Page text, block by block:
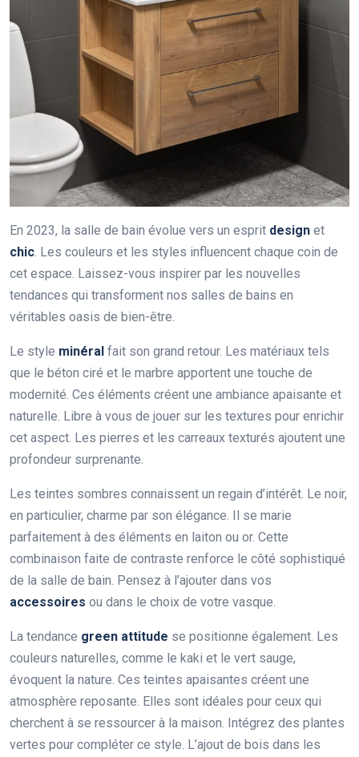
En 2023, la salle de bain évolue vers un esprit design et
chic . Les couleurs et les styles influencent chaque coin de
cet espace. Laissez-vous inspirer par les nouvelles
tendances qui transforment nos salles de bains en
véritables oasis de bien-être.
Le style minéral fait son grand retour. Les matériaux tels
que le béton ciré et le marbre apportent une touche de
modernité. Ces éléments créent une ambiance apaisante et
naturelle. Libre à vous de jouer sur les textures pour enrichir
cet aspect. Les pierres et les carreaux texturés ajoutent une
profondeur surprenante.
Les teintes sombres connaissent un regain d’intérêt. Le noir,
en particulier, charme par son élégance. Il se marie
parfaitement à des éléments en laiton ou or. Cette
combinaison faite de contraste renforce le côté sophistiqué
de la salle de bain. Pensez à l’ajouter dans vos
accessoires ou dans le choix de votre vasque.
La tendance green attitude se positionne également. Les
couleurs naturelles, comme le kaki et le vert sauge,
évoquent la nature. Ces teintes apaisantes créent une
atmosphère reposante. Elles sont idéales pour ceux qui
cherchent à se ressourcer à la maison. Intégrez des plantes
vertes pour compléter ce style. L’ajout de bois dans les